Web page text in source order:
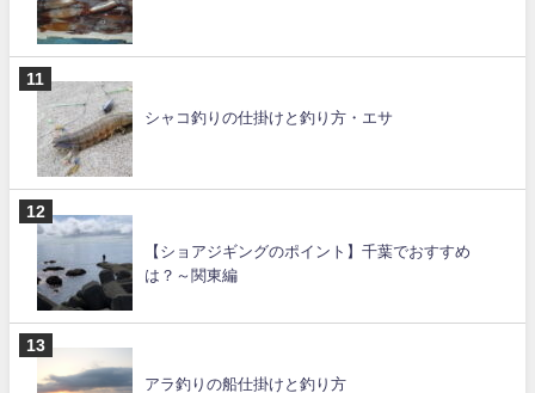
シャコ釣りの仕掛けと釣り方・エサ
【ショアジギングのポイント】千葉でおすすめ
は？～関東編
アラ釣りの船仕掛けと釣り方